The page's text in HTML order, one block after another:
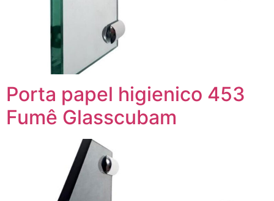
Porta papel higienico 453
Fumê Glasscubam